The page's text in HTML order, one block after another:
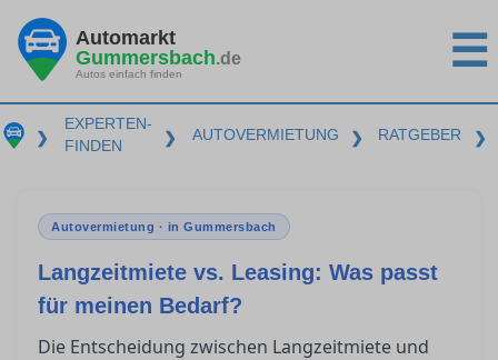
Automarkt
Gummersbach.de
Autos einfach finden ☰
❯
EXPERTEN-
FINDEN
❯ AUTOVERMIETUNG ❯ RATGEBER ❯
Autovermietung · in Gummersbach
Langzeitmiete vs. Leasing: Was passt
für meinen Bedarf?
Die Entscheidung zwischen Langzeitmiete und